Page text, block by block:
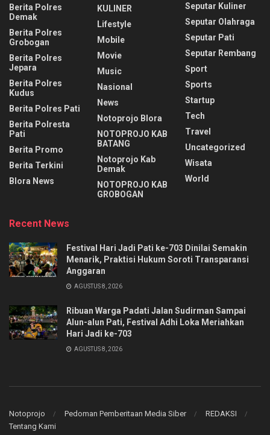
Berita Polres
Demak
Berita Polres
Grobogan
Berita Polres
Jepara
Berita Polres
Kudus
Berita Polres Pati
Berita Polresta
Pati
Berita Promo
Berita Terkini
Blora News
KULINER
Lifestyle
Mobile
Movie
Music
Nasional
News
Notoprojo Blora
NOTOPROJO KAB
BATANG
Notoprojo Kab
Demak
NOTOPROJO KAB
GROBOGAN
Seputar Kuliner
Seputar Olahraga
Seputar Pati
Seputar Rembang
Sport
Sports
Startup
Tech
Travel
Uncategorized
Wisata
World
Recent News
Festival Hari Jadi Pati ke-703 Dinilai Semakin
Menarik, Praktisi Hukum Soroti Transparansi
Anggaran
AGUSTUS 8, 2026
Ribuan Warga Padati Jalan Sudirman Sampai
Alun-alun Pati, Festival Adhi Loka Meriahkan
Hari Jadi ke-703
AGUSTUS 8, 2026
Notoprojo Pedoman Pemberitaan Media Siber
REDAKSI
Tentang Kami